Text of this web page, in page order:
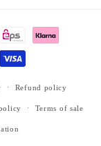
Refund policy
Terms of sale